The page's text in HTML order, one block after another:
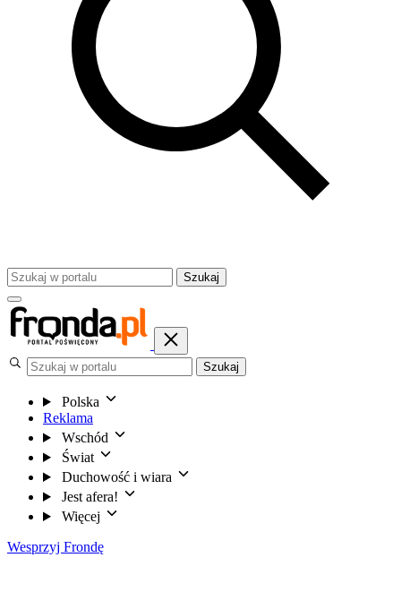
Szukaj
Szukaj
Polska
Reklama
Wschód
Świat
Duchowość i wiara
Jest afera!
Więcej
Wesprzyj Frondę